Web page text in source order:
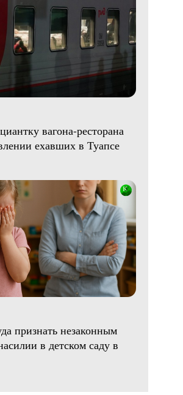
вагона-ресторана
ехавших в Туапсе
признать незаконным
в детском саду в